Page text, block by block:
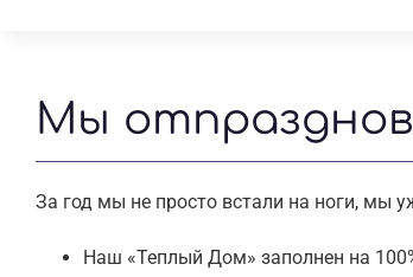
Мы
За год мы не просто встали на ноги, мы
Наш «Теплый Дом» заполнен на